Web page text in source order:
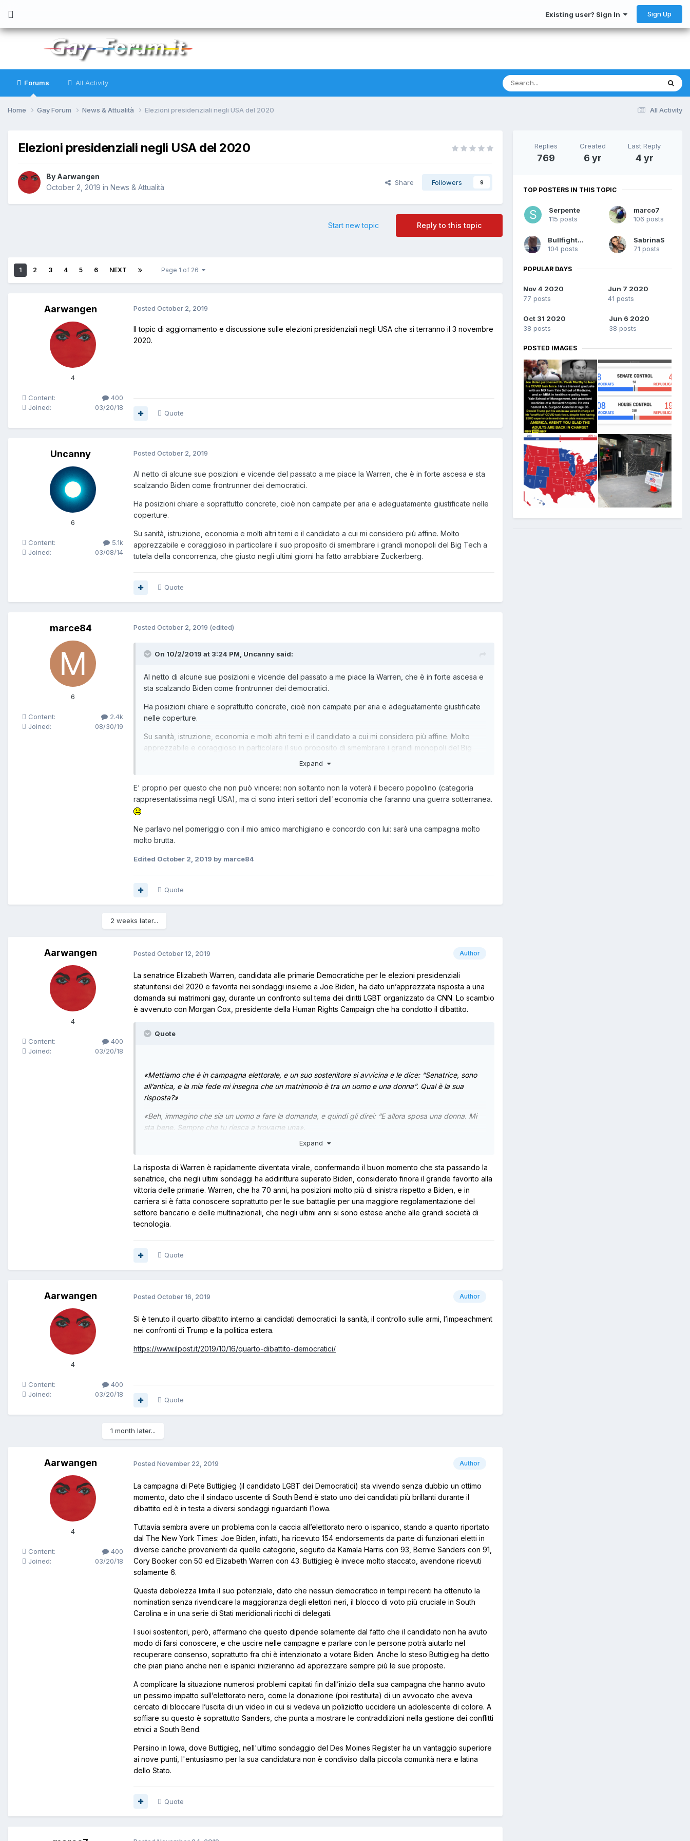
Existing user? Sign In Sign Up
Forums All Activity
All Activity
Home Gay Forum News & Attualità Elezioni presidenziali negli USA del 2020
Elezioni presidenziali negli USA del 2020
By Aarwangen
October 2, 2019 in News & Attualità
Share Followers 9
Reply to this topic
Start new topic
1 2 3 4 5 6 NEXT Page 1 of 26
Aarwangen
4
Content:
400
Joined:
03/20/18
Posted October 2, 2019
Il topic di aggiornamento e discussione sulle elezioni presidenziali negli USA che si terranno il 3 novembre
2020.
Quote
Uncanny
6
Content:
5.1k
Joined:
03/08/14
Posted October 2, 2019
Al netto di alcune sue posizioni e vicende del passato a me piace la Warren, che è in forte ascesa e sta
scalzando Biden come frontrunner dei democratici.
Ha posizioni chiare e soprattutto concrete, cioè non campate per aria e adeguatamente giustificate nelle
coperture.
Su sanità, istruzione, economia e molti altri temi e il candidato a cui mi considero più affine. Molto
apprezzabile e coraggioso in particolare il suo proposito di smembrare i grandi monopoli del Big Tech a
tutela della concorrenza, che giusto negli ultimi giorni ha fatto arrabbiare Zuckerberg.
Quote
marce84
6
Content:
2.4k
Joined:
08/30/19
Posted October 2, 2019 (edited)
On 10/2/2019 at 3:24 PM, Uncanny said:
Al netto di alcune sue posizioni e vicende del passato a me piace la Warren, che è in forte ascesa e
sta scalzando Biden come frontrunner dei democratici.
Ha posizioni chiare e soprattutto concrete, cioè non campate per aria e adeguatamente giustificate
nelle coperture.
Su sanità, istruzione, economia e molti altri temi e il candidato a cui mi considero più affine. Molto
apprezzabile e coraggioso in particolare il suo proposito di smembrare i grandi monopoli del Big
Expand
E' proprio per questo che non può vincere: non soltanto non la voterà il becero popolino (categoria
rappresentatissima negli USA), ma ci sono interi settori dell'economia che faranno una guerra sotterranea.
Ne parlavo nel pomeriggio con il mio amico marchigiano e concordo con lui: sarà una campagna molto
molto brutta.
Edited October 2, 2019 by marce84
Quote
2 weeks later...
Aarwangen
4
Content:
400
Joined:
03/20/18
Author
Posted October 12, 2019
La senatrice Elizabeth Warren, candidata alle primarie Democratiche per le elezioni presidenziali
statunitensi del 2020 e favorita nei sondaggi insieme a Joe Biden, ha dato un’apprezzata risposta a una
domanda sui matrimoni gay, durante un confronto sul tema dei diritti LGBT organizzato da CNN. Lo scambio
è avvenuto con Morgan Cox, presidente della Human Rights Campaign che ha condotto il dibattito.
Quote
«Mettiamo che è in campagna elettorale, e un suo sostenitore si avvicina e le dice: “Senatrice, sono
all’antica, e la mia fede mi insegna che un matrimonio è tra un uomo e una donna”. Qual è la sua
risposta?»
«Beh, immagino che sia un uomo a fare la domanda, e quindi gli direi: “E allora sposa una donna. Mi
sta bene. Sempre che tu riesca a trovarne una».
Expand
La risposta di Warren è rapidamente diventata virale, confermando il buon momento che sta passando la
senatrice, che negli ultimi sondaggi ha addirittura superato Biden, considerato finora il grande favorito alla
vittoria delle primarie. Warren, che ha 70 anni, ha posizioni molto più di sinistra rispetto a Biden, e in
carriera si è fatta conoscere soprattutto per le sue battaglie per una maggiore regolamentazione del
settore bancario e delle multinazionali, che negli ultimi anni si sono estese anche alle grandi società di
tecnologia.
Quote
Aarwangen
4
Content:
400
Joined:
03/20/18
Author
Posted October 16, 2019
Si è tenuto il quarto dibattito interno ai candidati democratici: la sanità, il controllo sulle armi, l’impeachment
nei confronti di Trump e la politica estera.
https://www.ilpost.it/2019/10/16/quarto-dibattito-democratici/
Quote
1 month later...
Aarwangen
4
Content:
400
Joined:
03/20/18
Author
Posted November 22, 2019
La campagna di Pete Buttigieg (il candidato LGBT dei Democratici) sta vivendo senza dubbio un ottimo
momento, dato che il sindaco uscente di South Bend è stato uno dei candidati più brillanti durante il
dibattito ed è in testa a diversi sondaggi riguardanti l’Iowa.
Tuttavia sembra avere un problema con la caccia all’elettorato nero o ispanico, stando a quanto riportato
dal The New York Times: Joe Biden, infatti, ha ricevuto 154 endorsements da parte di funzionari eletti in
diverse cariche provenienti da quelle categorie, seguito da Kamala Harris con 93, Bernie Sanders con 91,
Cory Booker con 50 ed Elizabeth Warren con 43. Buttigieg è invece molto staccato, avendone ricevuti
solamente 6.
Questa debolezza limita il suo potenziale, dato che nessun democratico in tempi recenti ha ottenuto la
nomination senza rivendicare la maggioranza degli elettori neri, il blocco di voto più cruciale in South
Carolina e in una serie di Stati meridionali ricchi di delegati.
I suoi sostenitori, però, affermano che questo dipende solamente dal fatto che il candidato non ha avuto
modo di farsi conoscere, e che uscire nelle campagne e parlare con le persone potrà aiutarlo nel
recuperare consenso, soprattutto fra chi è intenzionato a votare Biden. Anche lo steso Buttigieg ha detto
che pian piano anche neri e ispanici inizieranno ad apprezzare sempre più le sue proposte.
A complicare la situazione numerosi problemi capitati fin dall’inizio della sua campagna che hanno avuto
un pessimo impatto sull’elettorato nero, come la donazione (poi restituita) di un avvocato che aveva
cercato di bloccare l’uscita di un video in cui si vedeva un poliziotto uccidere un adolescente di colore. A
soffiare su questo è soprattutto Sanders, che punta a mostrare le contraddizioni nella gestione dei conflitti
etnici a South Bend.
Persino in Iowa, dove Buttigieg, nell'ultimo sondaggio del Des Moines Register ha un vantaggio superiore
ai nove punti, l'entusiasmo per la sua candidatura non è condiviso dalla piccola comunità nera e latina
dello Stato.
Quote
Replies
769
Created
6 yr
Last Reply
4 yr
TOP POSTERS IN THIS TOPIC
Serpente
115 posts
marco7
106 posts
Bullfighter4
104 posts
SabrinaS
71 posts
POPULAR DAYS
Nov 4 2020
77 posts
Jun 7 2020
41 posts
Oct 31 2020
38 posts
Jun 6 2020
38 posts
POSTED IMAGES